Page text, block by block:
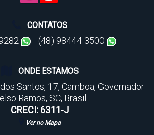
CONTATOS
(48) 98444-3500
ONDE ESTAMOS
Santos, 17, Camboa, Governador
Ramos, SC, Brasil
CRECI: 6311-J
Ver no Mapa